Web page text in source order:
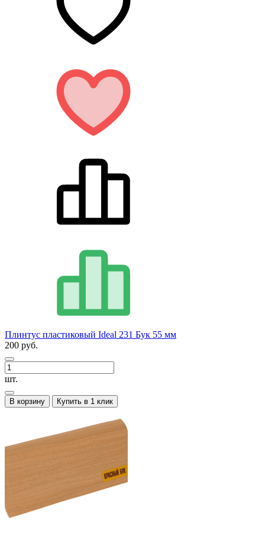
Плинтус пластиковый Ideal 231 Бук 55 мм
200 руб.
шт.
В корзину Купить в 1 клик